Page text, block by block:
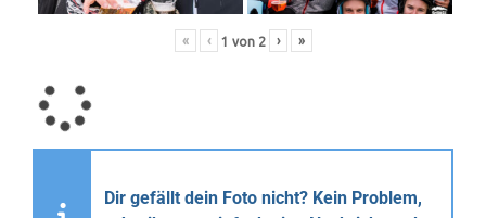
« ‹ 1 von 2 › »
Dir gefällt dein Foto nicht? Kein Problem,